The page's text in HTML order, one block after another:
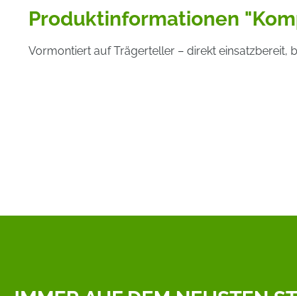
Produktinformationen
Vormontiert auf Trägerteller – direkt einsatzbereit,